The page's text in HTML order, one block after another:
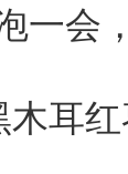
一会
耳红